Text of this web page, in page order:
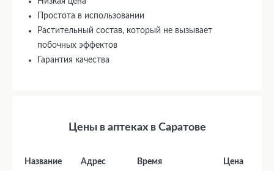
Простота в использовании
Растительный состав, который не вызывает
побочных эффектов
Гарантия качества
Цены в аптеках в Саратове
Название
Адрес
Время
Цена